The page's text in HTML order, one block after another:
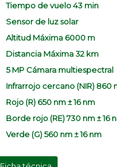
Tiempo de vuelo 43 min
Sensor de luz solar
Altitud Máxima 6000 m
Distancia Máxima 32 km
5 MP Cámara multiespectral
Infrarrojo cercano (NIR) 860
Rojo (R) 650 nm ± 16 nm
Borde rojo (RE) 730 nm ± 16
Verde (G) 560 nm ± 16 nm